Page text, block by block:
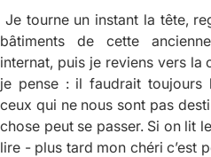
Je tourne un instant la tête,
bâtiments de cette
internat, puis je reviens vers la
je pense : il faudrait toujours
ceux qui ne nous sont pas
chose peut se passer. Si on lit
lire - plus tard mon chéri c’est